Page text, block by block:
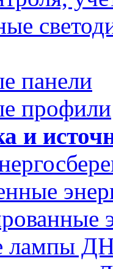
панели
профили
и
лампы